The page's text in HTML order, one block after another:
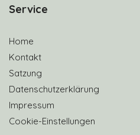
Service
Home
Kontakt
Satzung
Datenschutzerklärung
Impressum
Cookie-Einstellungen